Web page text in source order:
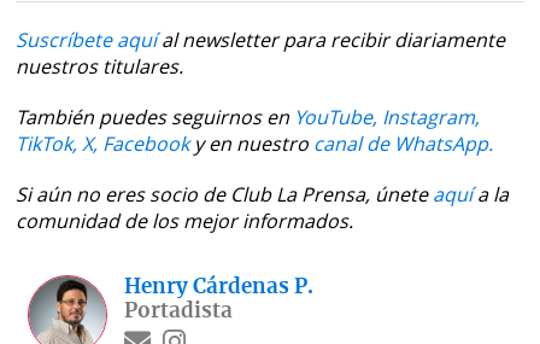
Suscríbete aquíal newsletter para recibir diariamente
nuestros titulares.
También puedes seguirnos en YouTube, Instagram,
TikTok, X, Facebooky en nuestro canal de WhatsApp.
Si aún no eres socio de Club La Prensa, úneteaquía la
comunidad de los mejor informados.
Henry Cárdenas P.
Portadista